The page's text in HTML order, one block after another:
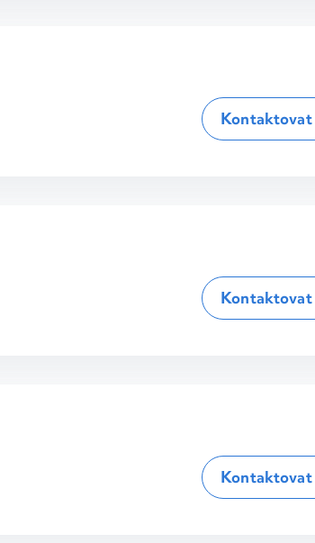
Kontaktovat
Kontaktovat
Kontaktovat